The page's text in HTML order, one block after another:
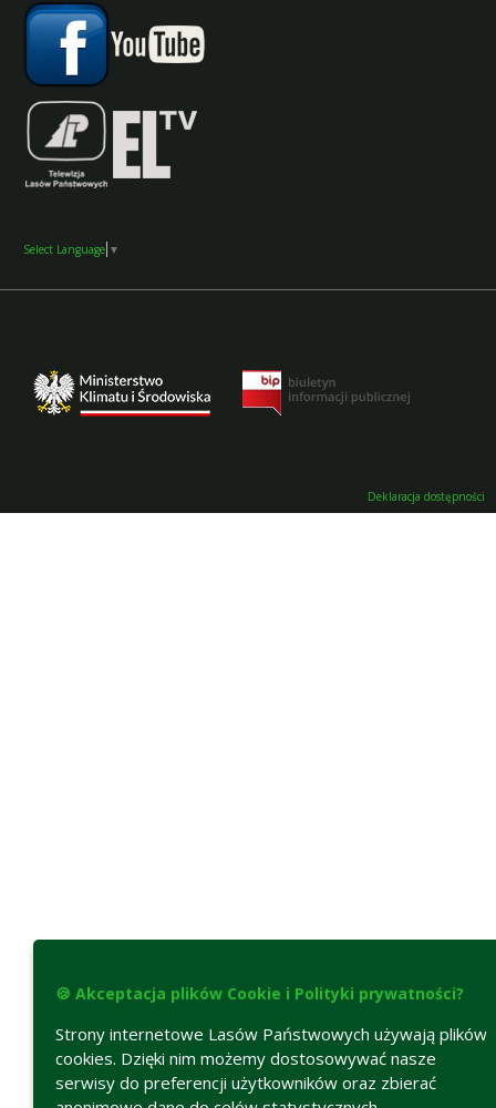
Select Language ▼
Deklaracja dostępności
🍪 Akceptacja plików Cookie i Polityki prywatności?
Strony internetowe Lasów Państwowych używają plików
cookies. Dzięki nim możemy dostosowywać nasze
serwisy do preferencji użytkowników oraz zbierać